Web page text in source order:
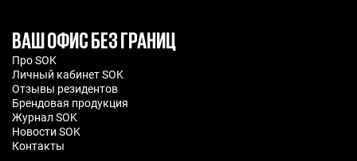
ВАШ ОФИС БЕЗ ГРАНИЦ
Про SOK
Личный кабинет SOK
Отзывы резидентов
Брендовая продукция
Журнал SOK
Новости SOK
Контакты